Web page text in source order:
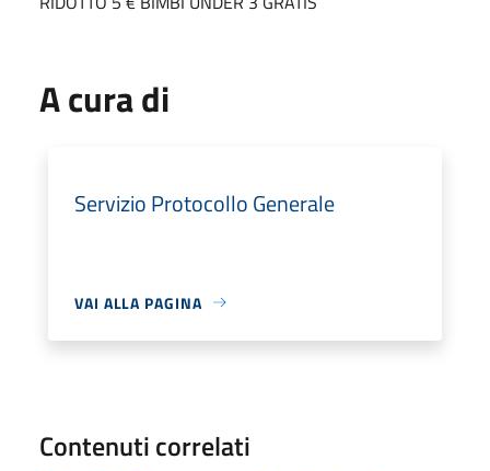
A cura di
Servizio Protocollo Generale
VAI ALLA PAGINA
Contenuti correlati